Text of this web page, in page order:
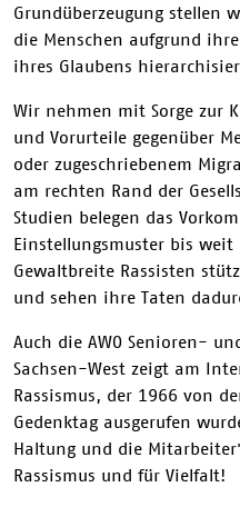
Grundüberzeugung stellen
die Menschen aufgrund
ihres Glaubens
Wir nehmen mit Sorge zur
und Vorurteile gegenüber
oder zugeschriebenem
am rechten Rand der
Studien belegen das
Einstellungsmuster bis
Gewaltbreite Rassisten
und sehen ihre Taten
Auch die AWO Senioren-
Sachsen-West zeigt am
Rassismus, der 1966 von
Gedenktag ausgerufen
Haltung und die
Rassismus und für Vielfalt!